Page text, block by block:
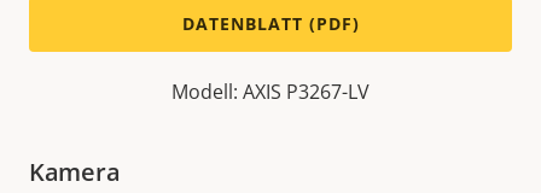
DATENBLATT (PDF)
Modell: AXIS P3267-LV
Kamera